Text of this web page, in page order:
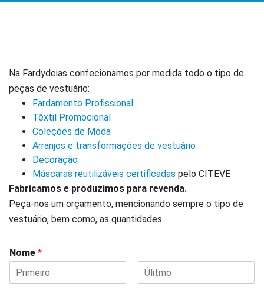
Na Fardydeias confecionamos por medida todo o tipo de
peças de vestuário:
Fardamento Profissional
Têxtil Promocional
Coleções de Moda
Arranjos e transformações de vestuário
Decoração
Máscaras reutilizáveis certificadas pelo CITEVE
Fabricamos e produzimos para revenda.
Peça-nos um orçamento, mencionando sempre o tipo de
vestuário, bem como, as quantidades.
Nome *